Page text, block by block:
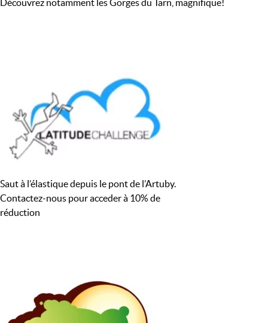
Découvrez notamment les Gorges du Tarn, magnifique!
Saut à l’élastique depuis le pont de l’Artuby.
Contactez-nous pour acceder à 10% de
réduction